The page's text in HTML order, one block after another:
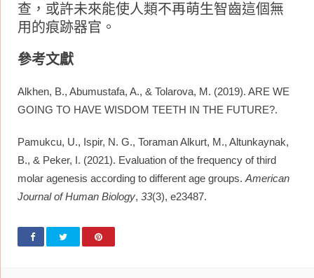
查，或許未來能使人類不再萌生智齒這個無
用的痕跡器官。
參考文獻
Alkhen, B., Abumustafa, A., & Tolarova, M. (2019). ARE WE
GOING TO HAVE WISDOM TEETH IN THE FUTURE?.
Pamukcu, U., Ispir, N. G., Toraman Alkurt, M., Altunkaynak,
B., & Peker, I. (2021). Evaluation of the frequency of third
molar agenesis according to different age groups. American
Journal of Human Biology, 33(3), e23487.